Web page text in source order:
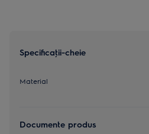
Specificaţii-cheie
Material
Documente produs